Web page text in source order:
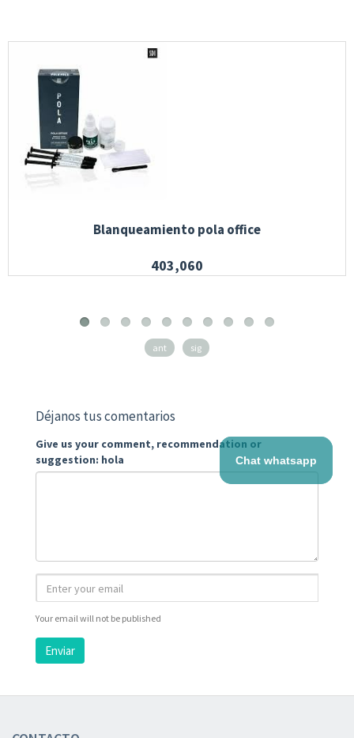
Blanqueamiento pola office
403,060
ant sig
Déjanos tus comentarios
Give us your comment, recommendation or
suggestion: hola
Your email will not be published
Enviar
Chat whatsapp